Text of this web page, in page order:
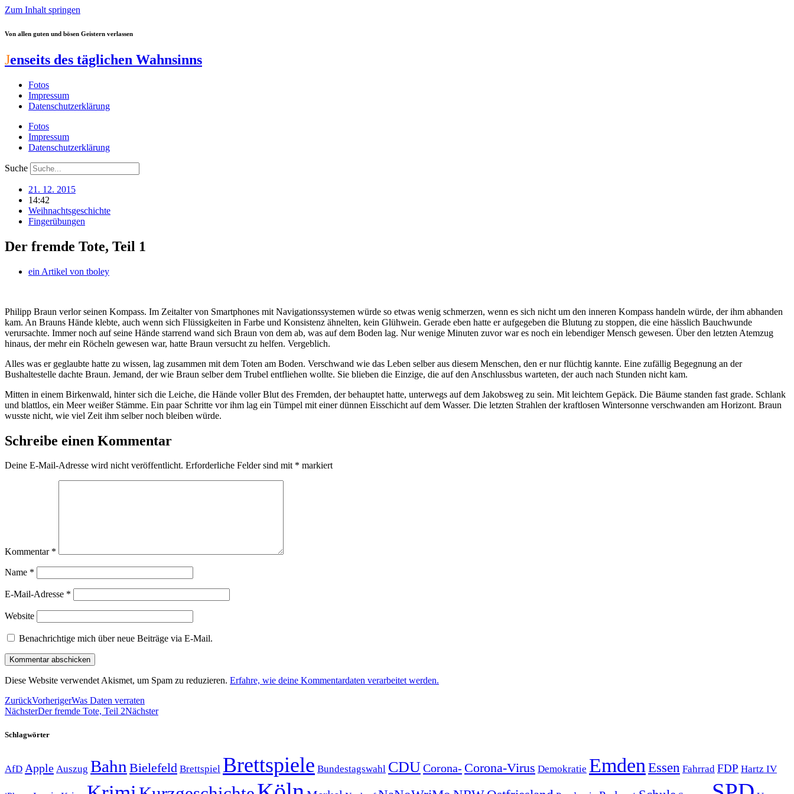
Zum Inhalt springen
Von allen guten und bösen Geistern verlassen
Jenseits des täglichen Wahnsinns
Fotos
Impressum
Datenschutzerklärung
Fotos
Impressum
Datenschutzerklärung
Suche
21. 12. 2015
14:42
Weihnachtsgeschichte
Fingerübungen
Der fremde Tote, Teil 1
ein Artikel von tboley
Philipp Braun verlor seinen Kompass. Im Zeitalter von Smartphones mit Navigationssystemen würde so etwas wenig schmerzen, wenn es sich nicht um den inneren Kompass handeln würde, der ihm abhanden
kam. An Brauns Hände klebte, auch wenn sich Flüssigkeiten in Farbe und Konsistenz ähnelten, kein Glühwein. Gerade eben hatte er aufgegeben die Blutung zu stoppen, die eine hässlich Bauchwunde
verursachte. Immer noch auf seine Hände starrend wand sich Braun von dem ab, was auf dem Boden lag. Nur wenige Minuten zuvor war es noch ein lebendiger Mensch gewesen. Über den letzten Atemzug
hinaus, der mehr ein Röcheln gewesen war, hatte Braun versucht zu helfen. Vergeblich.
Alles was er geglaubte hatte zu wissen, lag zusammen mit dem Toten am Boden. Verschwand wie das Leben selber aus diesem Menschen, den er nur flüchtig kannte. Eine zufällig Begegnung an der
Bushaltestelle dachte Braun. Jemand, der wie Braun selber dem Trubel entfliehen wollte. Sie blieben die Einzige, die auf den Anschlussbus warteten, der auch nach Stunden nicht kam.
Mitten in einem Birkenwald, hinter sich die Leiche, die Hände voller Blut des Fremden, der behauptet hatte, unterwegs auf dem Jakobsweg zu sein. Mit leichtem Gepäck. Die Bäume standen fast grade. Schlank
und blattlos, ein Meer weißer Stämme. Ein paar Schritte vor ihm lag ein Tümpel mit einer dünnen Eisschicht auf dem Wasser. Die letzten Strahlen der kraftlosen Wintersonne verschwanden am Horizont. Braun
wusste nicht, wie viel Zeit ihm selber noch bleiben würde.
Schreibe einen Kommentar
Deine E-Mail-Adresse wird nicht veröffentlicht. Erforderliche Felder sind mit * markiert
Kommentar *
Name *
E-Mail-Adresse *
Website
Benachrichtige mich über neue Beiträge via E-Mail.
Diese Website verwendet Akismet, um Spam zu reduzieren. Erfahre, wie deine Kommentardaten verarbeitet werden.
ZurückVorherigerWas Daten verraten
NächsterDer fremde Tote, Teil 2Nächster
Schlagwörter
AfD Apple Auszug Bahn Bielefeld Brettspiel Brettspiele Bundestagswahl CDUCorona- Corona-Virus Demokratie Emden Essen Fahrrad FDP Hartz IV